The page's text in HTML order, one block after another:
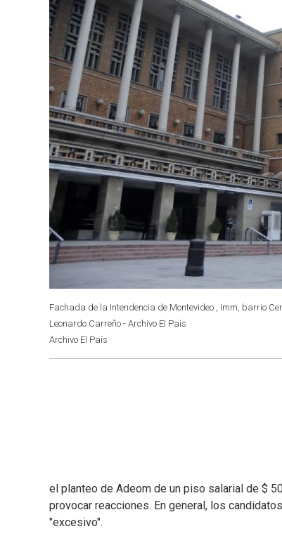
Fachada de la Intendencia de Montevideo , Imm, barrio
Leonardo Carreño - Archivo El País
Archivo El País
el planteo de Adeom de un piso salarial de $
provocar reacciones. En general, los
"excesivo".